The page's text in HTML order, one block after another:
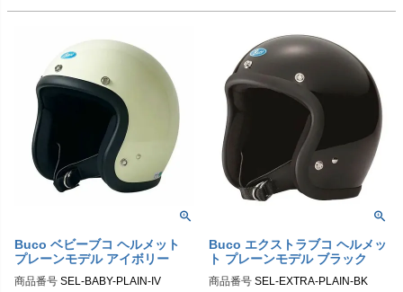
Buco ベビーブコ ヘルメット
プレーンモデル アイボリー
商品番号 SEL-BABY-PLAIN-IV
Buco エクストラブコ ヘルメッ
ト プレーンモデル ブラック
商品番号 SEL-EXTRA-PLAIN-BK